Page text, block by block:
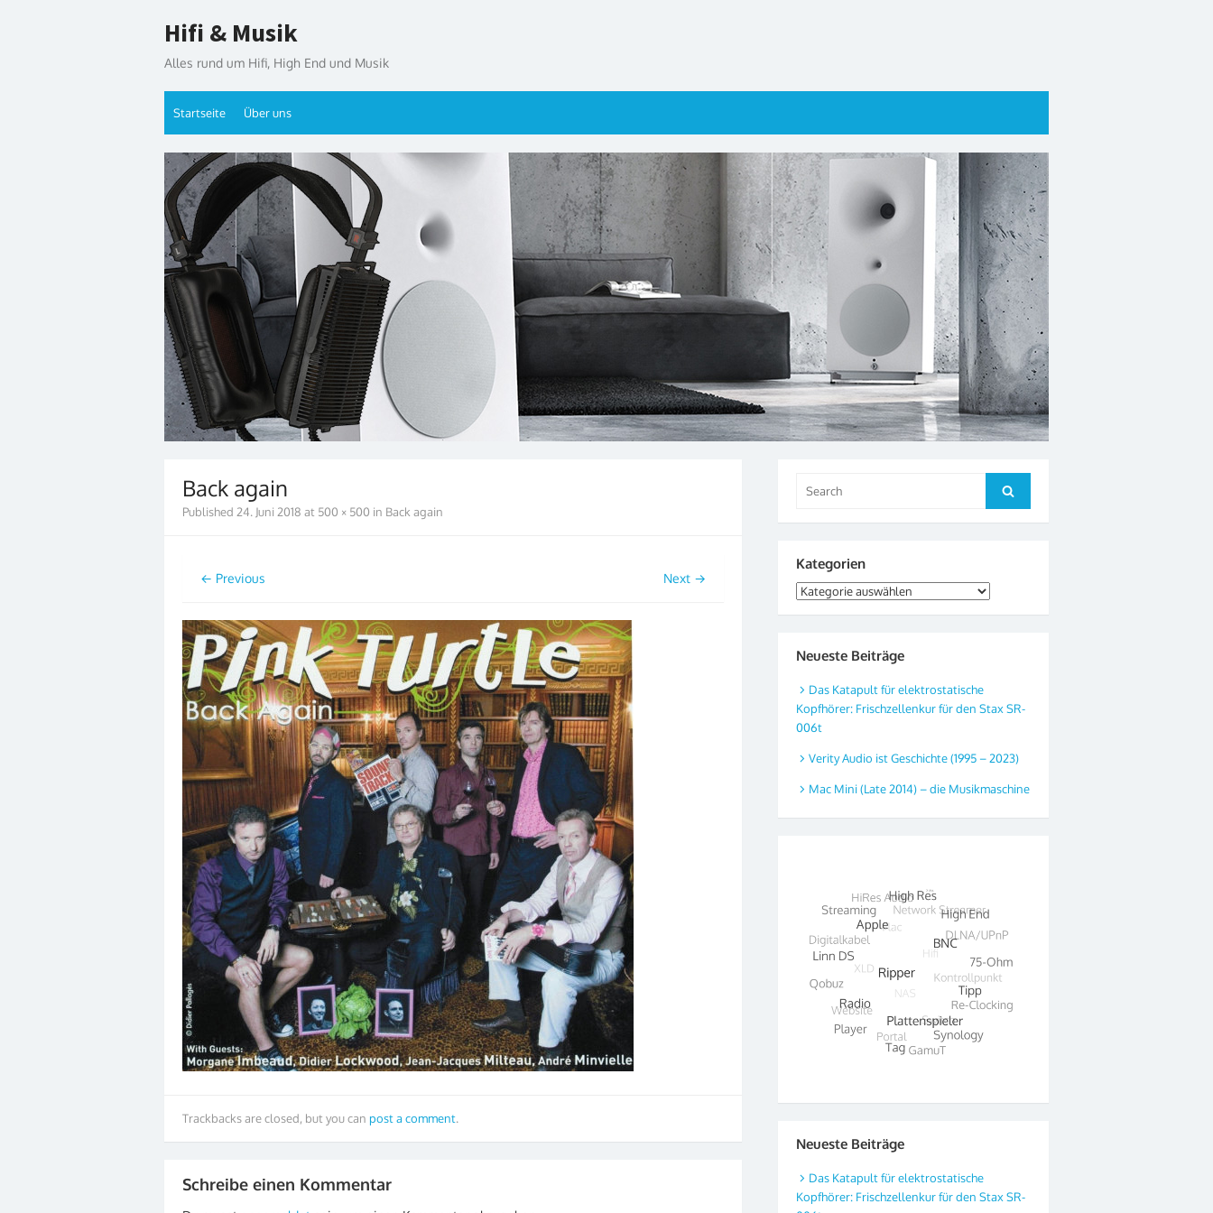
to
Hifi & Musik
Alles rund um Hifi, High End und Musik
Startseite Über uns
Back again
Published 24. Juni 2018 at 500 × 500 in Back again
← Previous Next →
Trackbacks are closed, but you can post a comment.
Schreibe einen Kommentar
for:
Search
Kategorien
Kategorien
Neueste Beiträge
Das Katapult für elektrostatische
Kopfhörer: Frischzellenkur für den Stax SR-
006t
Verity Audio ist Geschichte (1995 – 2023)
Mac Mini (Late 2014) – die Musikmaschine
Neueste Beiträge
Das Katapult für elektrostatische
Kopfhörer: Frischzellenkur für den Stax SR-